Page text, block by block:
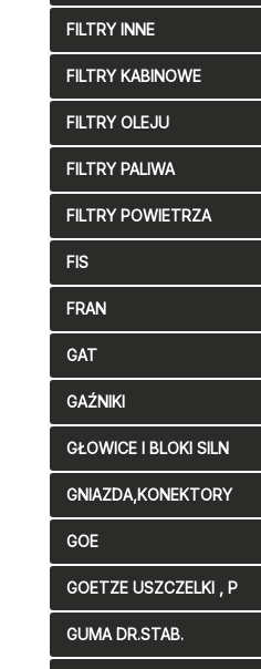
FILTRY INNE
FILTRY KABINOWE
FILTRY OLEJU
FILTRY PALIWA
FILTRY POWIETRZA
FIS
FRAN
GAT
GAŹNIKI
GŁOWICE I BLOKI SILN
GNIAZDA,KONEKTORY
GOE
GOETZE USZCZELKI , P
GUMA DR.STAB.